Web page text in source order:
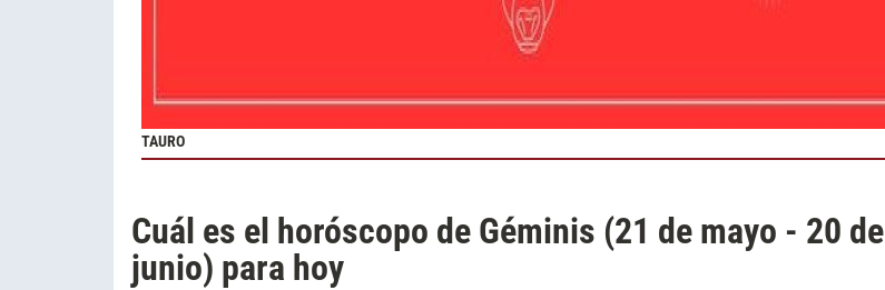
TAURO
Cuál es el horóscopo de Géminis (21 de mayo - 20 de
junio) para hoy